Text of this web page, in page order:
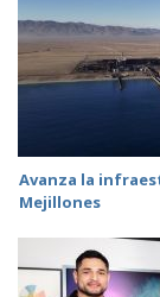
Avanza la
Mejillones